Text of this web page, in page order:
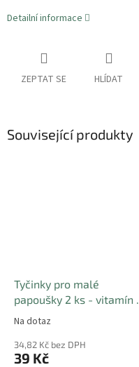
Detailní informace
ZEPTAT SE HLÍDAT
Související produkty
Tyčinky pro malé
papoušky 2 ks - vitamín a
med
Na dotaz
34,82 Kč bez DPH
39 Kč